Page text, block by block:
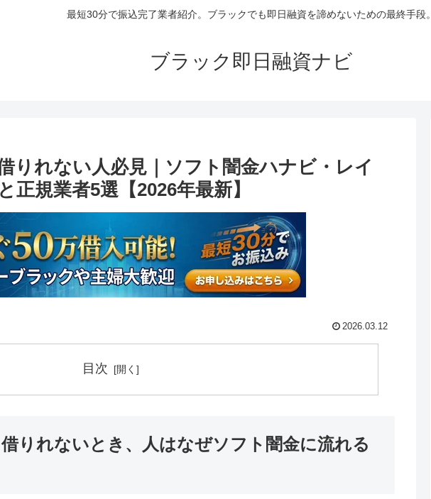
最短30分で振込完了業者紹介。ブラックでも即日融資を諦めないための最終手段。
ブラック即日融資ナビ
りれない人必見｜ソフト闇金ハナビ・レイ
正規業者5選【2026年最新】
2026.03.12
目次
りれないとき、人はなぜソフト闇金に流れる